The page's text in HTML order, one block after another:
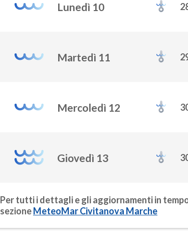
Lunedì 10
Martedì 11
Mercoledì 12
Giovedì 13
Per tutti i dettagli e gli aggiornamenti in
sezioneMeteoMar Civitanova Marche